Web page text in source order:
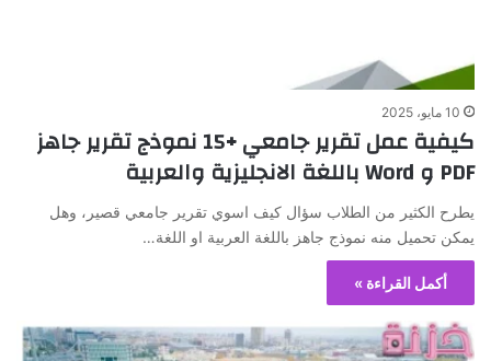
10 مايو، 2025
كيفية عمل تقرير جامعي +15 نموذج تقرير جاهز
PDF و Word باللغة الانجليزية والعربية
يطرح الكثير من الطلاب سؤال كيف اسوي تقرير جامعي قصير، وهل
يمكن تحميل منه نموذج جاهز باللغة العربية او اللغة…
أكمل القراءة »